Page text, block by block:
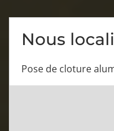
Nous
Pose de cloture